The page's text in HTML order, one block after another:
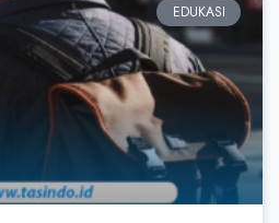
EDUKASI